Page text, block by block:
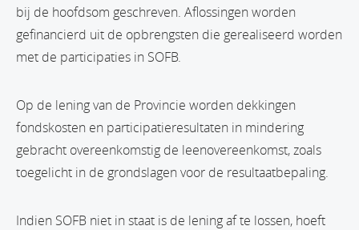
bij de hoofdsom geschreven. Aflossingen worden
gefinancierd uit de opbrengsten die gerealiseerd worden
met de participaties in SOFB.
Op de lening van de Provincie worden dekkingen
fondskosten en participatieresultaten in mindering
gebracht overeenkomstig de leenovereenkomst, zoals
toegelicht in de grondslagen voor de resultaatbepaling.
Indien SOFB niet in staat is de lening af te lossen, hoeft